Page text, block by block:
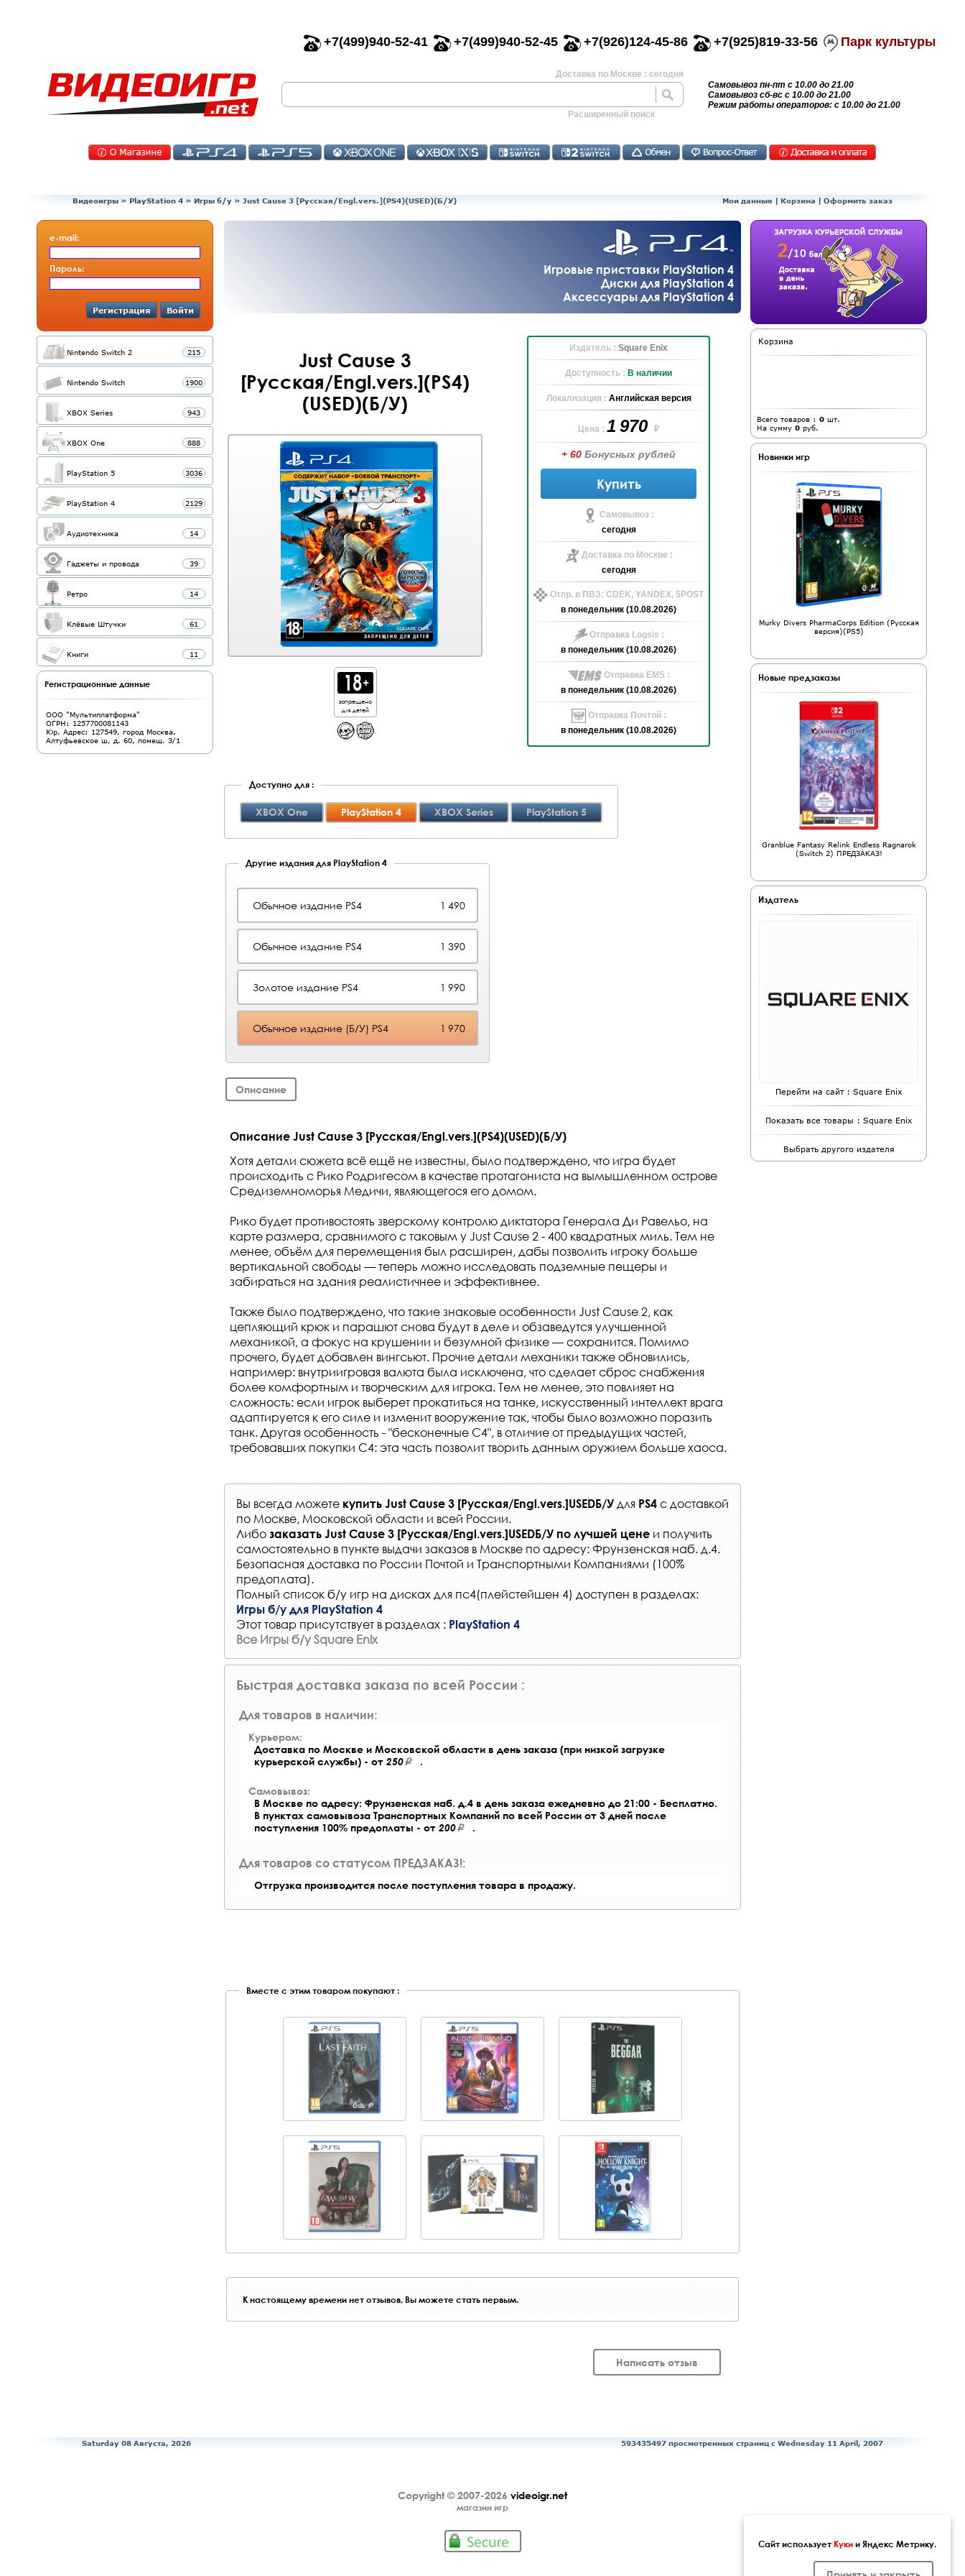
+7(499)940-52-41 +7(499)940-52-45 +7(926)124-45-86 +7(925)819-33-56 Парк культуры
Доставка по Москве : сегодня
Расширенный поиск
Самовывоз пн-пт с 10.00 до 21.00
Самовывоз сб-вс с 10.00 до 21.00
Режим работы операторов: с 10.00 до 21.00
Видеоигры » PlayStation 4 » Игры б/у » Just Cause 3 [Русская/Engl.vers.](PS4)(USED)(Б/У) Мои данные | Корзина | Оформить заказ
e-mail:
Пароль:
Регистрация Войти
Nintendo Switch 2 215
Nintendo Switch 1900
XBOX Series 943
XBOX One 888
PlayStation 5 3036
PlayStation 4 2129
Аудиотехника 14
Гаджеты и провода 39
Ретро 14
Клёвые Штучки 61
Книги 11
Регистрационные данные
ООО "Мультиплатформа"
ОГРН: 1257700081143
Юр. Адрес: 127549, город Москва,
Алтуфьевское ш, д. 60, помещ. 3/1
Игровые приставки PlayStation 4
Диски для PlayStation 4
Аксессуары для PlayStation 4
Just Cause 3
[Русская/Engl.vers.](PS4)
(USED)(Б/У)
запрещено
для детей
Издатель : Square Enix
Доступность : В наличии
Локализация : Английская версия
Цена : 1 970 ₽
+ 60 Бонусных рублей
Купить
Самовывоз :
сегодня
Доставка по Москве :
сегодня
Отпр. в ПВЗ: CDEK, YANDEX, 5POST
в понедельник (10.08.2026)
Отправка Logsis :
в понедельник (10.08.2026)
Отправка EMS :
в понедельник (10.08.2026)
Отправка Почтой :
в понедельник (10.08.2026)
Доступно для :
XBOX One PlayStation 4 XBOX Series PlayStation 5
Другие издания для PlayStation 4
Обычное издание PS4 1 490
Обычное издание PS4 1 390
Золотое издание PS4 1 990
Обычное издание (Б/У) PS4 1 970
Описание
Описание Just Cause 3 [Русская/Engl.vers.](PS4)(USED)(Б/У)
Хотя детали сюжета всё ещё не известны, было подтверждено, что игра будет
происходить с Рико Родригесом в качестве протагониста на вымышленном острове
Средиземноморья Медичи, являющегося его домом.
Рико будет противостоять зверскому контролю диктатора Генерала Ди Равельо, на
карте размера, сравнимого с таковым у Just Cause 2 - 400 квадратных миль. Тем не
менее, объём для перемещения был расширен, дабы позволить игроку больше
вертикальной свободы — теперь можно исследовать подземные пещеры и
забираться на здания реалистичнее и эффективнее.
Также было подтверждено, что такие знаковые особенности Just Cause 2, как
цепляющий крюк и парашют снова будут в деле и обзаведутся улучшенной
механикой, а фокус на крушении и безумной физике — сохранится. Помимо
прочего, будет добавлен вингсьют. Прочие детали механики также обновились,
например: внутриигровая валюта была исключена, что сделает сброс снабжения
более комфортным и творческим для игрока. Тем не менее, это повлияет на
сложность: если игрок выберет прокатиться на танке, искусственный интеллект врага
адаптируется к его силе и изменит вооружение так, чтобы было возможно поразить
танк. Другая особенность - "бесконечные C4", в отличие от предыдущих частей,
требовавших покупки C4: эта часть позволит творить данным оружием больше хаоса.
Вы всегда можете купить Just Cause 3 [Русская/Engl.vers.]USEDБ/У для PS4 с доставкой
по Москве, Московской области и всей России.
Либо заказать Just Cause 3 [Русская/Engl.vers.]USEDБ/У по лучшей цене и получить
самостоятельно в пункте выдачи заказов в Москве по адресу: Фрунзенская наб. д.4.
Безопасная доставка по России Почтой и Транспортными Компаниями (100%
предоплата).
Полный список б/у игр на дисках для пс4(плейстейшен 4) доступен в разделах:
Игры б/у для PlayStation 4
Этот товар присутствует в разделах : PlayStation 4
Все Игры б/у Square Enix
Быстрая доставка заказа по всей России :
Для товаров в наличии:
Курьером:
Доставка по Москве и Московской области в день заказа (при низкой загрузке
курьерской службы) - от 250 .
Самовывоз:
В Москве по адресу: Фрунзенская наб. д.4 в день заказа ежедневно до 21:00 - Бесплатно.
В пунктах самовывоза Транспортных Компаний по всей России от 3 дней после
поступления 100% предоплаты - от 200 .
Для товаров со статусом ПРЕДЗАКАЗ!:
Отгрузка производится после поступления товара в продажу.
Вместе с этим товаром покупают :
К настоящему времени нет отзывов, Вы можете стать первым.
Написать отзыв
Корзина
Всего товаров : 0 шт.
На сумму 0 руб.
Новинки игр
Murky Divers PharmaCorps Edition (Русская
версия)(PS5)
Новые предзаказы
Granblue Fantasy Relink Endless Ragnarok
(Switch 2) ПРЕДЗАКАЗ!
Издатель
Перейти на сайт : Square Enix
Показать все товары : Square Enix
Выбрать другого издателя
Saturday 08 Августа, 2026 593435497 просмотренных страниц c Wednesday 11 April, 2007
Copyright © 2007-2026 videoigr.net
магазин игр
Сайт используетКукии Яндекс Метрику.